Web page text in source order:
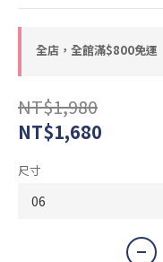
全店，全館滿$800免運
NT$1,980
NT$1,680
尺寸